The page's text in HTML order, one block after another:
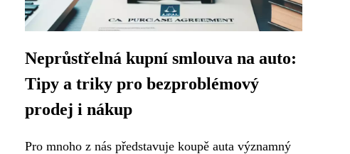
Neprůstřelná kupní smlouva na auto:
Tipy a triky pro bezproblémový
prodej i nákup
Pro mnoho z nás představuje koupě auta významný